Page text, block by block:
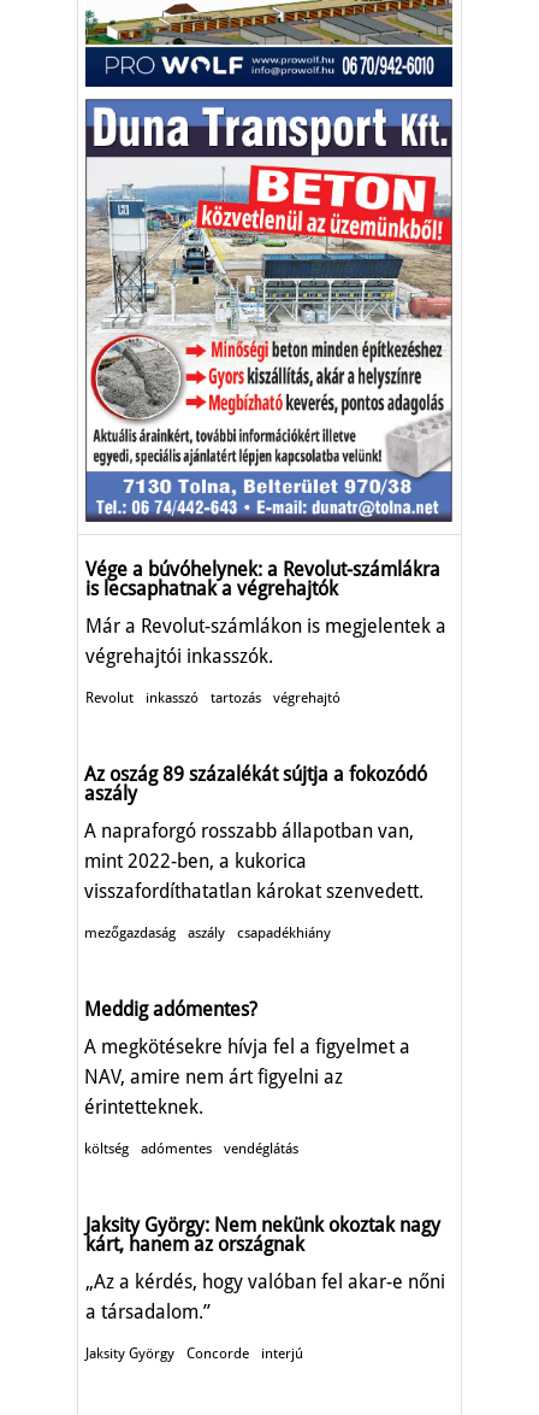
Vége a búvóhelynek: a Revolut-számlákra
is lecsaphatnak a végrehajtók
Már a Revolut-számlákon is megjelentek a
végrehajtói inkasszók.
Revolut inkasszó tartozás végrehajtó
Az oszág 89 százalékát sújtja a fokozódó
aszály
A napraforgó rosszabb állapotban van,
mint 2022-ben, a kukorica
visszafordíthatatlan károkat szenvedett.
mezőgazdaság aszály csapadékhiány
Meddig adómentes?
A megkötésekre hívja fel a figyelmet a
NAV, amire nem árt figyelni az
érintetteknek.
költség adómentes vendéglátás
Jaksity György: Nem nekünk okoztak nagy
kárt, hanem az országnak
„Az a kérdés, hogy valóban fel akar-e nőni
a társadalom.”
Jaksity György Concorde interjú